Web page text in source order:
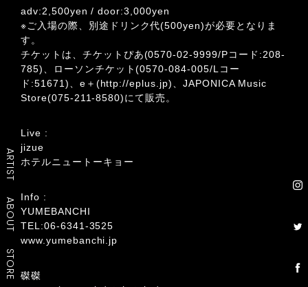
ARTIST
ABOUT
STORE
adv:2,500yen / door:3,000yen
※ご入場の際、別途ドリンク代(500yen)が必要となりま
す。
チケットは、チケットぴあ(0570-02-9999/Pコード:208-
785)、ローソンチケット(0570-084-005/Lコー
ド:51671)、e＋(http://eplus.jp)、JAPONICA Music
Store(075-211-8580)にて販売。
Live :
jizue
ホテルニュートーキョー
Info :
YUMEBANCHI
TEL:06-6341-3525
www.yumebanchi.jp
磔磔